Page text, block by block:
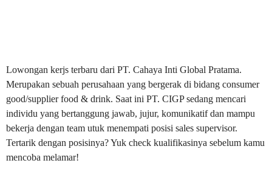
Lowongan kerjs terbaru dari PT. Cahaya Inti Global Pratama.
Merupakan sebuah perusahaan yang bergerak di bidang consumer
good/supplier food & drink. Saat ini PT. CIGP sedang mencari
individu yang bertanggung jawab, jujur, komunikatif dan mampu
bekerja dengan team utuk menempati posisi sales supervisor.
Tertarik dengan posisinya? Yuk check kualifikasinya sebelum kamu
mencoba melamar!